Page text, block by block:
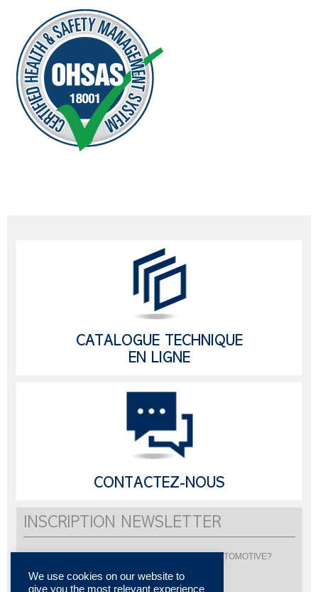
CATALOGUE TECHNIQUE
EN LIGNE
CONTACTEZ-NOUS
INSCRIPTION NEWSLETTER
Vous souhaitez être informé de l'actualité de LISI AUTOMOTIVE?
Inscrivez-vous pour recevoir notre newsletter
We use cookies on our website to
give you the most relevant experience